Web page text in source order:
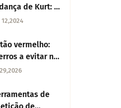
de Kurt: o
é, as suas
vermelho:
a evitar na
de
de